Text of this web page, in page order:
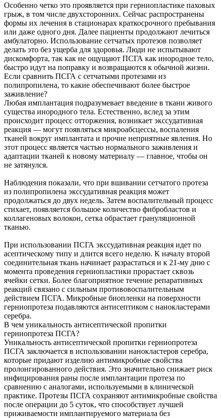
Особенно четко это проявляется при герниопластике паховых
грыж, в том числе двухсторонних. Сейчас распространены
формы их лечения в стационарах краткосрочного пребывания
или даже одного дня. Далее пациенты продолжают лечиться
амбулаторно. Использование сетчатых протезов позволяет
делать это без ущерба для здоровья. Люди не испытывают
дискомфорта, так как не ощущают ПСГА как инородное тело,
быстро идут на поправку и возвращаются к обычной жизни.
Если сравнить ПСГА с сетчатыми протезами из
полипропилена, то какие обеспечивают более быстрое
заживление?
Любая имплантация подразумевает введение в ткани живого
существа инородного тела. Естественно, вслед за этим
происходит процесс отторжения, возникает экссудативная
реакция — могут появляться микроабсцессы, воспаления
тканей вокруг имплантата и прочие неприятные явления. Но
этот процесс является частью нормального заживления и
адаптации тканей к новому материалу — главное, чтобы он
не затянулся.
Наблюдения показали, что при вшивании сетчатого протеза
из полипропилена экссудативная реакция может
продолжаться до двух недель. Затем воспалительный процесс
стихает, появляется большое количество фибробластов и
коллагеновых волокон, сетка обрастает грануляционной
тканью.
При использовании ПСГА экссудативная реакция идет по
асептическому типу и длится всего неделю. К началу второй
соединительная ткань начинает разрастаться и к 21-му дню с
момента проведения герниопластики прорастает сквозь
ячейки сетки. Более благоприятное течение репаративных
реакций связано с сильным противовоспалительным
действием ПСГА. Микробные биопленки на поверхности
герниопротеза подавляются антисептиком с нанокластерами
серебра.
В чем уникальность антисептической пропитки
герниопротеза ПСГА?
Уникальность антисептической пропитки герниопротеза
ПСГА заключается в использовании нанокластеров серебра,
которые придают изделию антимикробные свойства
пролонгированного действия. Это значительно снижает риск
инфицирования раны после имплантации протеза по
сравнению с аналогами, используемыми в клинической
практике. Протезы ПСГА сохраняют антимикробные свойства
после операции до 5 суток, что способствует лучшей
приживаемости имплантируемого материала без